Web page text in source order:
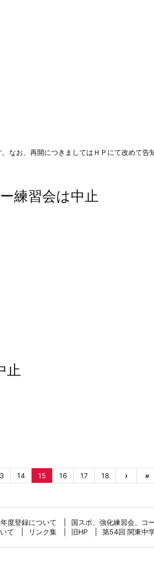
なお、再開につきましてはＨＰにて改めて告
練習会は中止
止
14 15 16 17 18 › »
度登録について 国スポ、強化練習会、コ
て リンク集 旧HP 第54回 関東中